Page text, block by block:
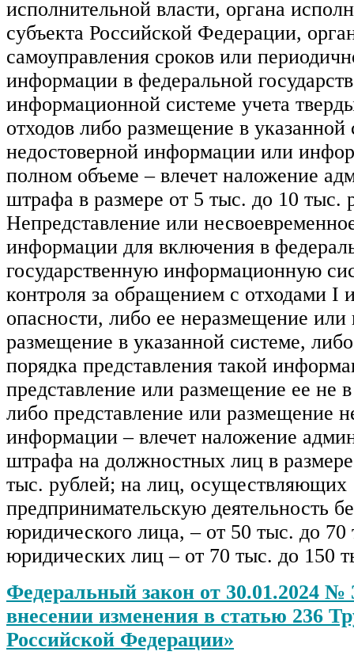
исполнительной власти, органа
субъекта Российской Федерации,
самоуправления сроков или
информации в федеральной
информационной системе учета
отходов либо размещение в указанной
недостоверной информации или
полном объеме – влечет наложение
штрафа в размере от 5 тыс. до 10 тыс.
Непредставление или
информации для включения в
государственную информационную
контроля за обращением с отходами I
опасности, либо ее неразмещение или
размещение в указанной системе,
порядка представления такой
представление или размещение ее не
либо представление или размещение
информации – влечет наложение
штрафа на должностных лиц в
тыс. рублей; на лиц, осуществляющих
предпринимательскую деятельность
юридического лица, – от 50 тыс. до 70
юридических лиц – от 70 тыс. до 150
Федеральный закон от 30.01.2024
внесении изменения в статью 236
Российской Федерации»